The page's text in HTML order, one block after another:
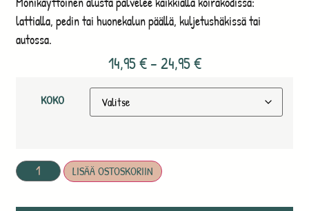
lattialla, pedin tai huonekalun päällä, kuljetushäkissä tai
autossa.
14,95€ –24,95€
KOKO
LISÄÄ OSTOSKORIIN